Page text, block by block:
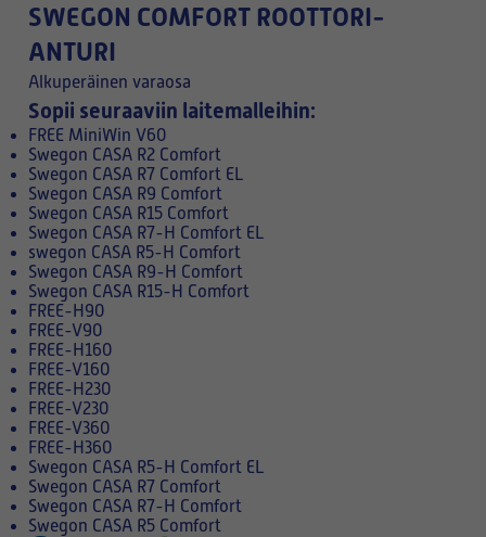
SWEGON COMFORT ROOTTORI-
ANTURI
Alkuperäinen varaosa
Sopii seuraaviin laitemalleihin:
FREE MiniWin V60
Swegon CASA R2 Comfort
Swegon CASA R7 Comfort EL
Swegon CASA R9 Comfort
Swegon CASA R15 Comfort
Swegon CASA R7-H Comfort EL
swegon CASA R5-H Comfort
Swegon CASA R9-H Comfort
Swegon CASA R15-H Comfort
FREE-H90
FREE-V90
FREE-H160
FREE-V160
FREE-H230
FREE-V230
FREE-V360
FREE-H360
Swegon CASA R5-H Comfort EL
Swegon CASA R7 Comfort
Swegon CASA R7-H Comfort
Swegon CASA R5 Comfort